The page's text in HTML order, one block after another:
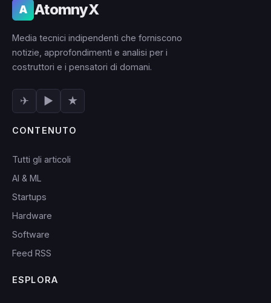
A AtomnyX
Media tecnici indipendenti che forniscono
notizie, approfondimenti e analisi per i
costruttori e i pensatori di domani.
✈ ▶ ★
CONTENUTO
Tutti gli articoli
AI & ML
Startups
Hardware
Software
Feed RSS
ESPLORA